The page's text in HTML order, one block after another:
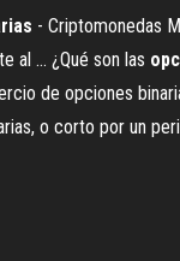
- Criptomonedas
al ... ¿Qué son las
de opciones
o corto por un